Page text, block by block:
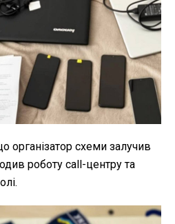
організатор схеми залучив
роботу call-центру та